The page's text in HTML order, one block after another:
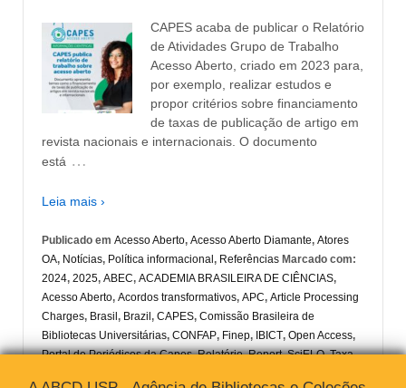
CAPES acaba de publicar o Relatório
de Atividades Grupo de Trabalho
Acesso Aberto, criado em 2023 para,
por exemplo, realizar estudos e
propor critérios sobre financiamento
de taxas de publicação de artigo em
revista nacionais e internacionais. O documento
está …
Leia mais ›
Publicado em Acesso Aberto, Acesso Aberto Diamante, Atores
OA, Notícias, Política informacional , Referências Marcado com:
2024, 2025, ABEC, ACADEMIA BRASILEIRA DE CIÊNCIAS,
Acesso Aberto, Acordos transformativos, APC, Article Processing
Charges, Brasil , Brazil , CAPES, Comissão Brasileira de
Bibliotecas Universitárias, CONFAP, Finep, IBICT, Open Access,
Portal de Periódicos da Capes,Relatório,Report,SciELO,Taxa